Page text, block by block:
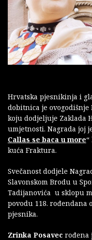
Hrvatska pjesnikinja i
dobitnica je
koju dodjeljuje Zaklada
umjetnosti. Nagrada joj
Callas se baca u more
kuća Fraktura.
Svečanost dodjele
Slavonskom Brodu u
Tadijanovića u sklopu
povodu 118. rođendana
pjesnika.
Zrinka Posavec rođena